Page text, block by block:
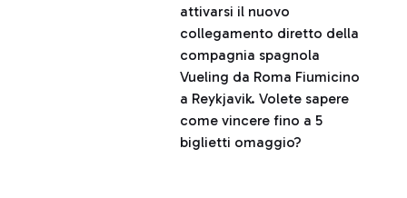
attivarsi il nuovo
collegamento diretto della
compagnia spagnola
Vueling da Roma Fiumicino
a Reykjavik. Volete sapere
come vincere fino a 5
biglietti omaggio?